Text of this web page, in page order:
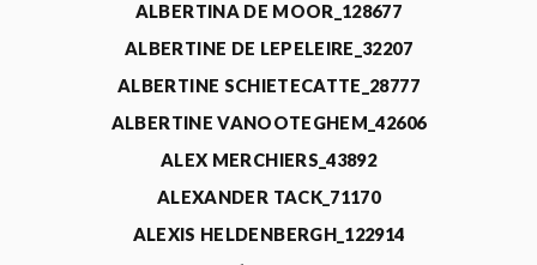
ALBERTINA DE MOOR_128677
ALBERTINE DE LEPELEIRE_32207
ALBERTINE SCHIETECATTE_28777
ALBERTINE VANOOTEGHEM_42606
ALEX MERCHIERS_43892
ALEXANDER TACK_71170
ALEXIS HELDENBERGH_122914